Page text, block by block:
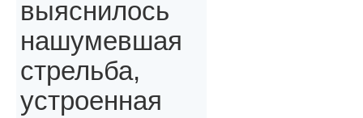
выяснилось
нашумевшая
стрельба,
устроенная